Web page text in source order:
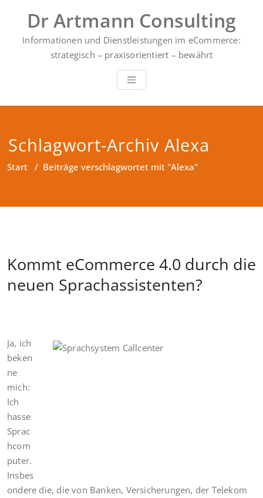
springen
Dr Artmann Consulting
Informationen und Dienstleistungen im eCommerce:
strategisch – praxisorientiert – bewährt
Schlagwort-Archiv Alexa
Start / Beiträge verschlagwortet mit "Alexa"
Kommt eCommerce 4.0 durch die
neuen Sprachassistenten?
Ja, ich
beken
ne
mich:
Ich
hasse
Sprac
hcom
puter.
Insbes
ondere die, die von Banken, Versicherungen, der Telekom